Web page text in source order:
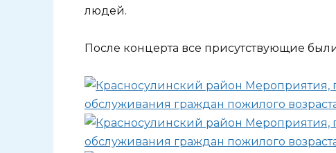
людей.
После концерта все присутствующие